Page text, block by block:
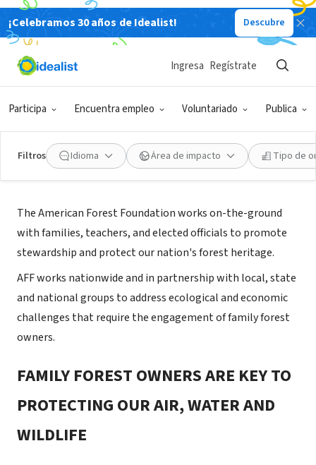
¡Celebramos 30 años de Idealist! Descubre
Participa Encuentra empleo Voluntariado Publica
Ingresa Regístrate
Filtros Idioma Área de impacto Tipo de
ORGANIZACIÓN SIN FIN DE LUCRO
American Forest Foundation
Acerca de
The American Forest Foundation works on-the-ground
with families, teachers, and elected officials to promote
stewardship and protect our nation's forest heritage.
AFF works nationwide and in partnership with local, state
and national groups to address ecological and economic
challenges that require the engagement of family forest
owners.
FAMILY FOREST OWNERS ARE KEY TO
PROTECTING OUR AIR, WATER AND
WILDLIFE